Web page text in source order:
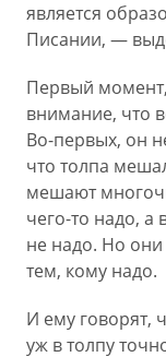
является
Писании, —
Первый
внимание, что
Во-первых, он
что толпа
мешают
чего-то надо, а
не надо. Но
тем, кому надо.
И ему говорят,
уж в толпу